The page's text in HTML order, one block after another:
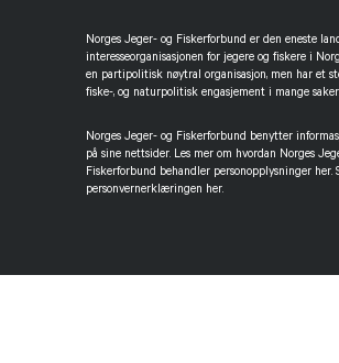
Norges Jeger- og Fiskerforbund er den eneste
interesseorganisasjonen for jegere og fiskere i
en partipolitisk nøytral organisasjon, men har et
fiske-, og naturpolitisk engasjement i mange saker.
Norges Jeger- og Fiskerforbund benytter
på sine nettsider. Les mer om hvordan Norges
Fiskerforbund behandler personopplysninger her.
personvernerklæringen her.